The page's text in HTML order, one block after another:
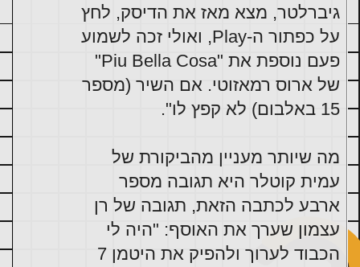
גיברלטר, מצא מאז את הדיסק, לחץ
על כפתור ה-Play, ואולי זכה לשמוע
פעם נוספת את "Piu Bella Cosa"
של ארוס רמאזוטי. אם השיר (מספר
15 באלבום) לא קפץ לו".
מה שיותר מעניין מהביקורת של
עמית קוטלר היא תגובה מספר
ארבע לכתבה הזאת, תגובה של רן
עצמון שערך את האוסף: "היה לי